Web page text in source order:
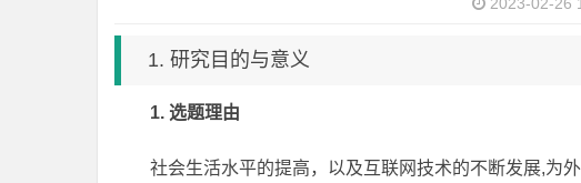
1. 研究目的与意义
1. 选题理由
社会生活水平的提高，以及互联网技术的不断发展,为